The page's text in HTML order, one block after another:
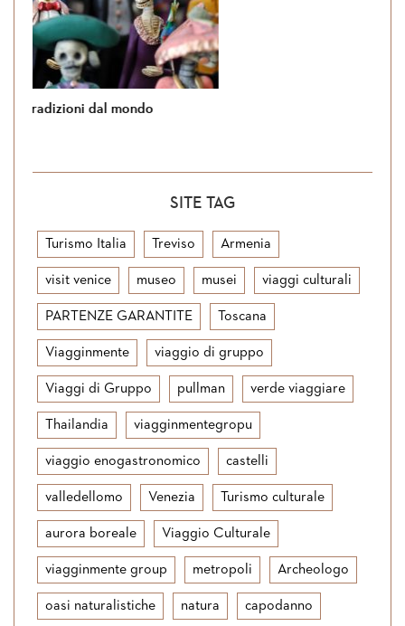
Si torna in Giordania
SITE TAG
Turismo Italia Treviso Armenia
visit venice museo musei viaggi culturali
PARTENZE GARANTITE Toscana
Viagginmente viaggio di gruppo
Viaggi di Gruppo pullman verde viaggiare
Thailandia viagginmentegropu
viaggio enogastronomico castelli
valledellomo Venezia Turismo culturale
aurora boreale Viaggio Culturale
viagginmente group metropoli Archeologo
oasi naturalistiche natura capodanno